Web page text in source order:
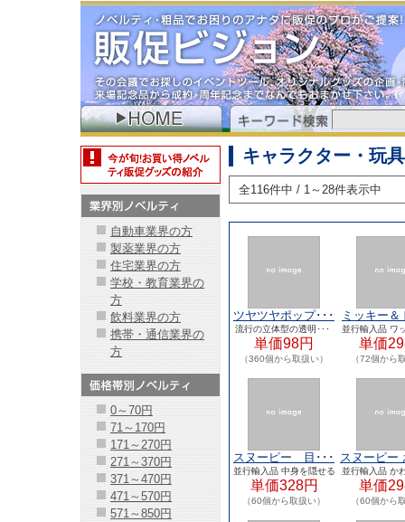
キャラクター・玩
全116件中 / 1～28件表示中
ツヤツヤポップ･･･
流行の立体型の透明･･･
単価98円
（360個から取扱い）
ミッキー＆
並行輸入品 ワ
ンドで
単価
（72個から
スヌーピー 目･･･
並行輸入品 中身を隠せる
フラッ･･･
単価328円
（60個から取扱い）
スヌーピー
並行輸入品 か
ラクタ
単価
（60個から
自動車業界の方
製薬業界の方
住宅業界の方
学校・教育業界の
方
飲料業界の方
携帯・通信業界の
方
0～70円
71～170円
171～270円
271～370円
371～470円
471～570円
571～850円